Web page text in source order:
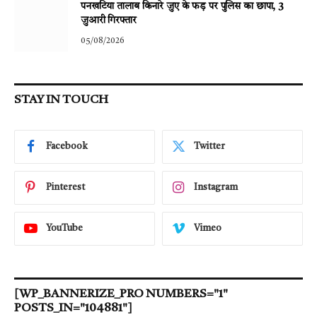
पनखटिया तालाब किनारे जुए के फड़ पर पुलिस का छापा, 3
जुआरी गिरफ्तार
05/08/2026
STAY IN TOUCH
Facebook Twitter
Pinterest Instagram
YouTube Vimeo
[WP_BANNERIZE_PRO NUMBERS="1"
POSTS_IN="104881"]